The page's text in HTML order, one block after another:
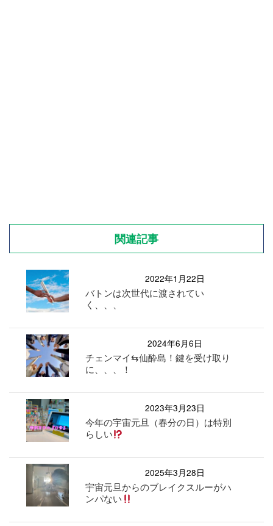
関連記事
2022年1月22日
バトンは次世代に渡されてい
く、、、
2024年6月6日
チェンマイ⇆仙酔島！鍵を受け取り
に、、、！
2023年3月23日
今年の宇宙元旦（春分の日）は特別
らしい
2025年3月28日
宇宙元旦からのブレイクスルーがハ
ンパない